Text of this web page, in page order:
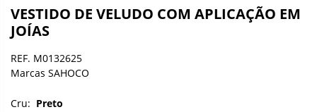
VESTIDO DE VELUDO COM APLICAÇÃO EM
JOÍAS
REF. M0132625
Marcas SAHOCO
Cru: Preto